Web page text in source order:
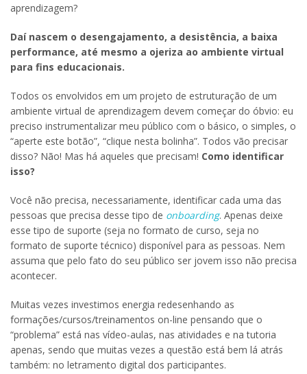
aprendizagem?
Daí nascem o desengajamento, a desistência, a baixa
performance, até mesmo a ojeriza ao ambiente virtual
para fins educacionais.
Todos os envolvidos em um projeto de estruturação de um
ambiente virtual de aprendizagem devem começar do óbvio: eu
preciso instrumentalizar meu público com o básico, o simples, o
“aperte este botão”, “clique nesta bolinha”. Todos vão precisar
disso? Não! Mas há aqueles que precisam! Como identificar
isso?
Você não precisa, necessariamente, identificar cada uma das
pessoas que precisa desse tipo de onboarding. Apenas deixe
esse tipo de suporte (seja no formato de curso, seja no
formato de suporte técnico) disponível para as pessoas. Nem
assuma que pelo fato do seu público ser jovem isso não precisa
acontecer.
Muitas vezes investimos energia redesenhando as
formações/cursos/treinamentos on-line pensando que o
“problema” está nas vídeo-aulas, nas atividades e na tutoria
apenas, sendo que muitas vezes a questão está bem lá atrás
também: no letramento digital dos participantes.